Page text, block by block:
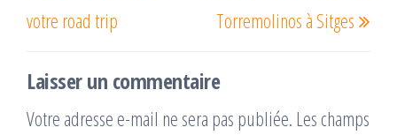
votre road trip
Torremolinos à Sitges
Laisser un commentaire
Votre adresse e-mail ne sera pas publiée. Les champs